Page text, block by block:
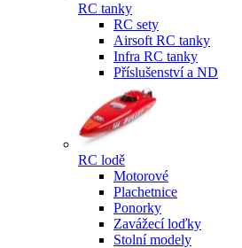
RC tanky
RC sety
Airsoft RC tanky
Infra RC tanky
Příslušenství a ND
RC lodě
Motorové
Plachetnice
Ponorky
Zavážecí loďky
Stolní modely